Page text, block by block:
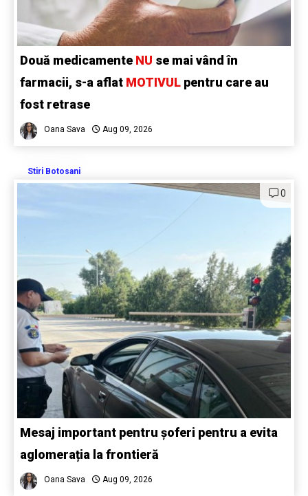
Două medicamente NU se mai vând în
farmacii, s-a aflat MOTIVUL pentru care au
fost retrase
Oana Sava Aug 09, 2026
Stiri Botosani
0
Mesaj important pentru șoferi pentru a evita
aglomerația la frontieră
Oana Sava Aug 09, 2026